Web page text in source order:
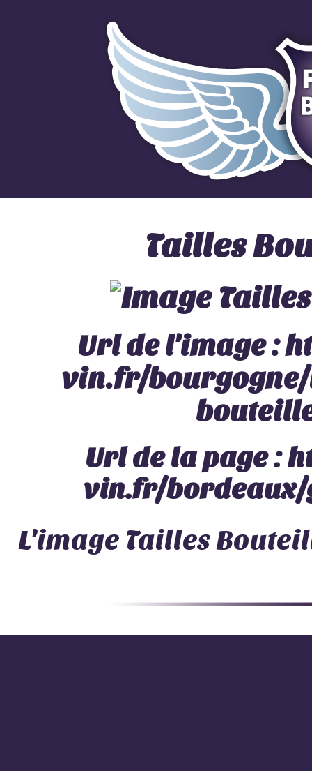
Tailles
Url de l'image :
vin.fr/
Url de la page :
vin.fr/bordeaux/
L'image Tailles